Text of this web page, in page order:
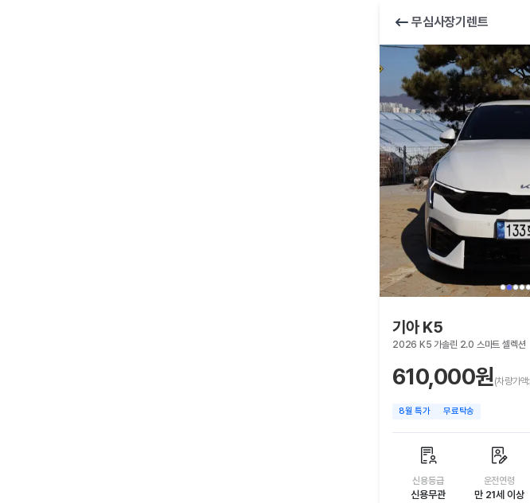
무심사장기렌트
기아 K5
2026 K5 가솔린 2.0 스마트 셀렉션
610,000원(차량가액:
8월 특가 무료탁송
신용등급
신용무관
운전연령
만 21세 이상